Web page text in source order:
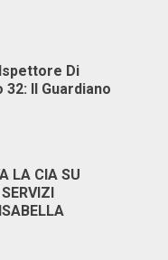
Di
32: Il Guardiano
LA CIA SU